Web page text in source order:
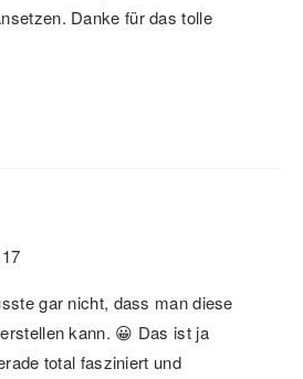
Danke für das tolle
gar nicht, dass man diese
kann. 😀 Das ist ja
total fasziniert und